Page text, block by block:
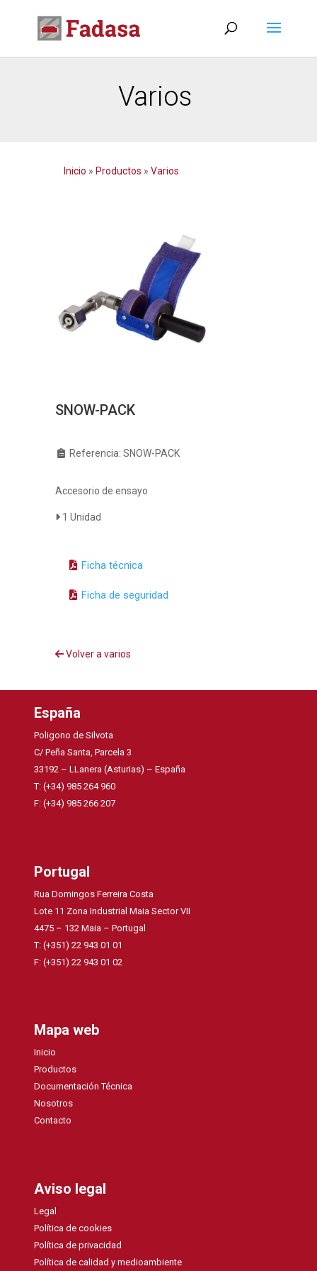
Varios
Inicio » Productos » Varios
SNOW-PACK
Referencia: SNOW-PACK
Accesorio de ensayo
1 Unidad
Ficha técnica
Ficha de seguridad
Volver a varios
España
Poligono de Silvota
C/ Peña Santa, Parcela 3
33192 – LLanera (Asturias) – España
T: (+34) 985 264 960
F: (+34) 985 266 207
Portugal
Rua Domingos Ferreira Costa
Lote 11 Zona Industrial Maia Sector VII
4475 – 132 Maia – Portugal
T: (+351) 22 943 01 01
F: (+351) 22 943 01 02
Mapa web
Inicio
Productos
Documentación Técnica
Nosotros
Contacto
Aviso legal
Legal
Política de cookies
Política de privacidad
Política de calidad y medioambiente